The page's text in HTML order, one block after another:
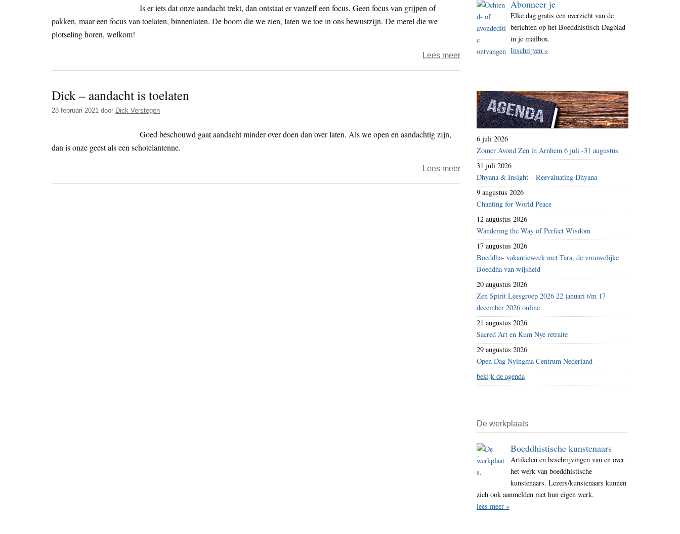
i
t
Is er iets dat onze aandacht trekt, dan ontstaat er vanzelf een focus. Geen focus van grijpen of
pakken, maar een focus van toelaten, binnenlaten. De boom die we zien, laten we toe in ons bewustzijn. De merel die we
plotseling horen, welkom!
Lees meerover
Aandacht
toelaten
Dick – aandacht is toelaten
28 februari 2021 door Dick Verstegen
Goed beschouwd gaat aandacht minder over doen dan over laten. Als we open en aandachtig zijn,
dan is onze geest als een schotelantenne.
Lees meerover
aandacht
toelaten
Abonneer je
Elke dag gratis een overzicht van de
berichten op het Boeddhistisch Dagblad
in je mailbox.
Inschrijven »
6 juli 2026
Zomer Avond Zen in Arnhem 6 juli -31 augustus
31 juli 2026
Dhyana & Insight – Reevaluating Dhyana
9 augustus 2026
Chanting for World Peace
12 augustus 2026
Wandering the Way of Perfect Wisdom
17 augustus 2026
Boeddha- vakantieweek met Tara, de vrouwelijke
Boeddha van wijsheid
20 augustus 2026
Zen Spirit Leesgroep 2026 22 januari t/m 17
december 2026 online
21 augustus 2026
Sacred Art en Kum Nye retraite
29 augustus 2026
Open Dag Nyingma Centrum Nederland
bekijk de agenda
De werkplaats
Boeddhistische kunstenaars
Artikelen en beschrijvingen van en over
het werk van boeddhistische
kunstenaars. Lezers/kunstenaars kunnen
zich ook aanmelden met hun eigen werk.
lees meer »